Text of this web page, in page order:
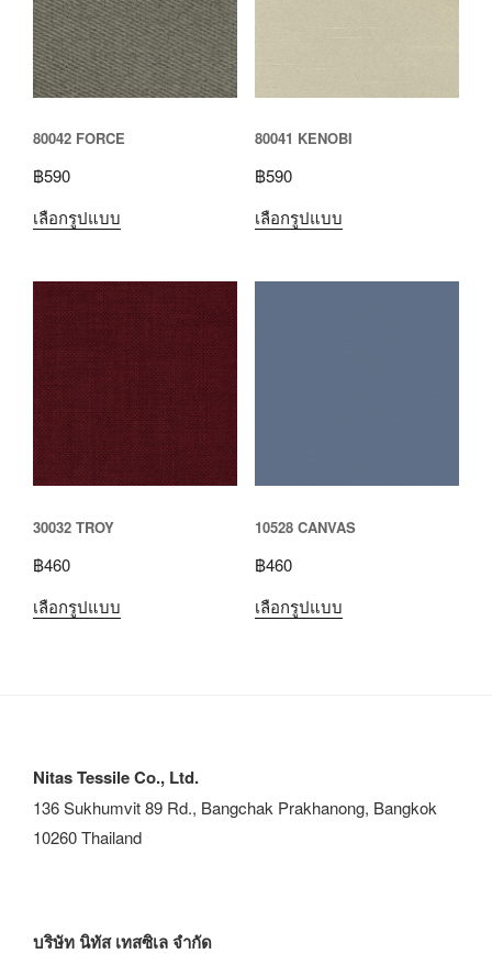
80042 FORCE
฿590
เลือกรูปแบบ
80041 KENOBI
฿590
เลือกรูปแบบ
30032 TROY
฿460
เลือกรูปแบบ
10528 CANVAS
฿460
เลือกรูปแบบ
Nitas Tessile Co., Ltd.
136 Sukhumvit 89 Rd., Bangchak Prakhanong, Bangkok
10260 Thailand
บริษัท นิทัส เทสซิเล จำกัด